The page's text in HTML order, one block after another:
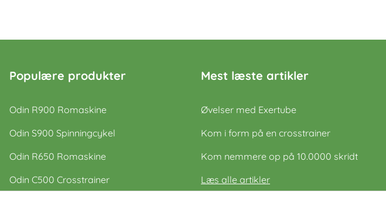
Populære produkter
Odin R900 Romaskine
Odin S900 Spinningcykel
Odin R650 Romaskine
Odin C500 Crosstrainer
Mest læste artikler
Øvelser med Exertube
Kom i form på en crosstrainer
Kom nemmere op på 10.0000 skridt
Læs alle artikler